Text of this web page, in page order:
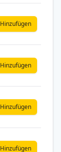
Hinzufügen
Hinzufügen
Hinzufügen
Hinzufügen